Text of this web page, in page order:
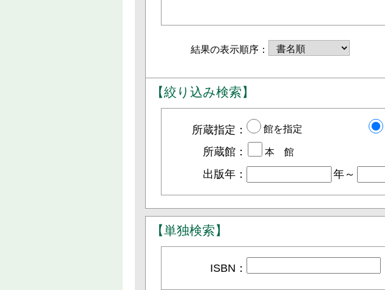
結果の表示順序：
【絞り込み検索】
所蔵指定： 館を指定
所蔵館： 本 館
出版年： 年～
【単独検索】
ISBN：